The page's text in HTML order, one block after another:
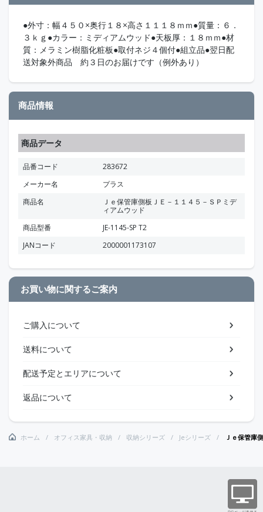
●外寸：幅４５０×奥行１８×高さ１１１８ｍｍ●質量：６．
３ｋｇ●カラー：ミディアムウッド●天板厚：１８ｍｍ●材
質：メラミン樹脂化粧板●取付ネジ４個付●組立品●翌日配
送対象外商品 約３日のお届けです（例外あり）
商品情報
商品データ
品番コード
283672
メーカー名
プラス
商品名
Ｊｅ保管庫側板ＪＥ－１１４５－ＳＰミデ
ィアムウッド
商品型番
JE-1145-SP T2
JANコード
2000001173107
お買い物に関するご案内
ご購入について
送料について
配送予定とエリアについて
返品について
ホーム オフィス家具・収納 収納シリーズ Jeシリーズ Ｊｅ保管庫